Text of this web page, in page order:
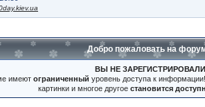
Добро пожаловать на
ВЫ НЕ
имеют ограниченный уровень доступа к
картинки и многое другое становится